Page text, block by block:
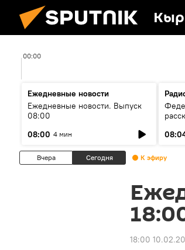
00:00
Ежедневные новости
Ежедневные новости. Выпуск
08:00
08:00 4 мин
Вчера Сегодня К эфиру
18:00